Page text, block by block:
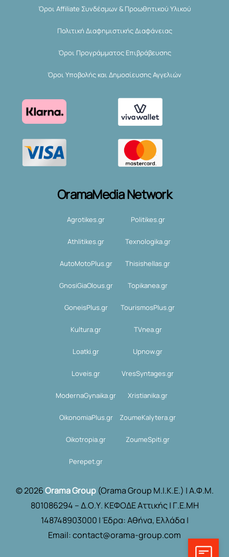
Όροι Affiliate Συνδέσμων & Προωθητικού Υλικού
Πολιτική Διαφημιστικής Διαφάνειας
Όροι Προγράμματος Επιβράβευσης
Όροι Υποβολής και Δημοσίευσης Αγγελιών
OramaMedia Network
Agrotikes.gr Politikes.gr
Athlitikes.gr Texnologika.gr
AutoMotoPlus.gr Thisishellas.gr
GnosiGiaOlous.gr Topikanea.gr
GoneisPlus.gr TourismosPlus.gr
Kultura.gr TVnea.gr
Loatki.gr Upnow.gr
Loveis.gr VresSyntages.gr
ModernaGynaika.gr Xristianika.gr
OikonomiaPlus.gr ZoumeKalytera.gr
Oikotropia.gr ZoumeSpiti.gr
Perepet.gr
© 2026Orama Group(Orama Group Μ.Ι.Κ.Ε.) | Α.Φ.Μ.
801086294 – Δ.Ο.Υ. ΚΕΦΟΔΕ Αττικής | Γ.Ε.ΜΗ
148748903000 | Έδρα: Αθήνα, Ελλάδα |
Email: contact@orama-group.com